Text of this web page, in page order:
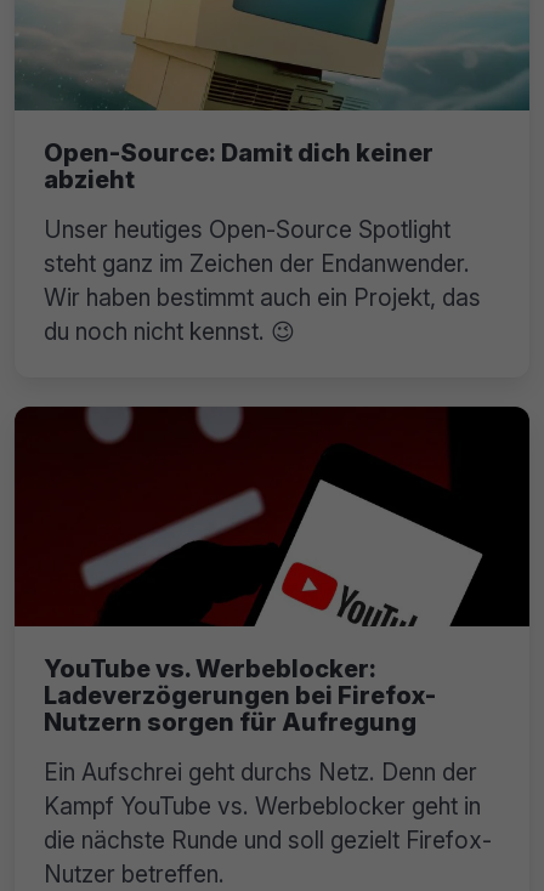
Open-Source: Damit dich keiner
abzieht
Unser heutiges Open-Source Spotlight
steht ganz im Zeichen der Endanwender.
Wir haben bestimmt auch ein Projekt, das
du noch nicht kennst. 😉
YouTube vs. Werbeblocker:
Ladeverzögerungen bei Firefox-
Nutzern sorgen für Aufregung
Ein Aufschrei geht durchs Netz. Denn der
Kampf YouTube vs. Werbeblocker geht in
die nächste Runde und soll gezielt Firefox-
Nutzer betreffen.